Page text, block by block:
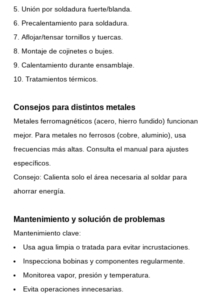
Unión por soldadura fuerte/blanda.
Precalentamiento para soldadura.
Aflojar/tensar tornillos y tuercas.
Montaje de cojinetes o bujes.
Calentamiento durante ensamblaje.
Tratamientos térmicos.
Consejos para distintos metales
Metales ferromagnéticos (acero, hierro fundido) funcionan
mejor. Para metales no ferrosos (cobre, aluminio), usa
frecuencias más altas. Consulta el manual para ajustes
específicos.
Consejo: Calienta solo el área necesaria al soldar para
ahorrar energía.
Mantenimiento y solución de problemas
Mantenimiento clave:
Usa agua limpia o tratada para evitar incrustaciones.
Inspecciona bobinas y componentes regularmente.
Monitorea vapor, presión y temperatura.
Evita operaciones innecesarias.